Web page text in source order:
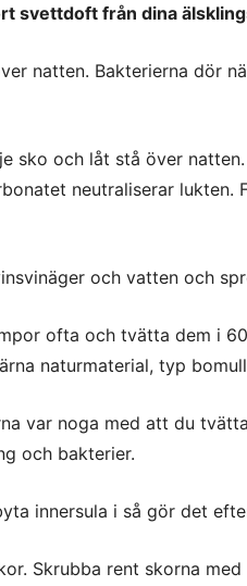
svettdoft från dina
natten. Bakterierna dör
sko och låt stå över
neutraliserar lukten.
och vatten och
ofta och tvätta dem i
naturmaterial, typ
var noga med att du
och bakterier.
innersula i så gör det
Skrubba rent skorna